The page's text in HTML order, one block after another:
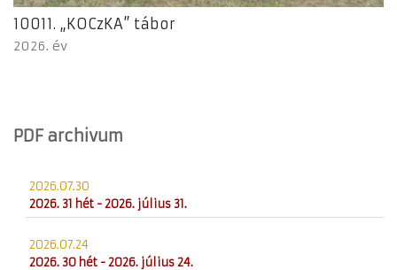
10011. „KOCzKA” tábor
2026. év
PDF archivum
2026.07.30
2026. 31 hét - 2026. július 31.
2026.07.24
2026. 30 hét - 2026. július 24.